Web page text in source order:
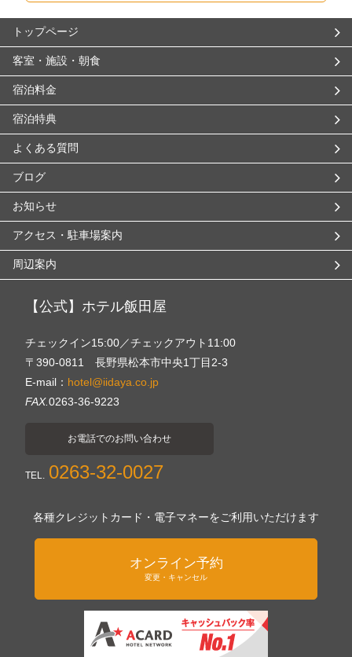
トップページ
客室・施設・朝食
宿泊料金
宿泊特典
よくある質問
ブログ
お知らせ
アクセス・駐車場案内
周辺案内
【公式】ホテル飯田屋
チェックイン15:00／チェックアウト11:00
〒390-0811 長野県松本市中央1丁目2-3
E-mail： hotel@iidaya.co.jp
FAX.0263-36-9223
お電話でのお問い合わせ
TEL. 0263-32-0027
各種クレジットカード・電子マネーをご利用いただけます
オンライン予約
変更・キャンセル